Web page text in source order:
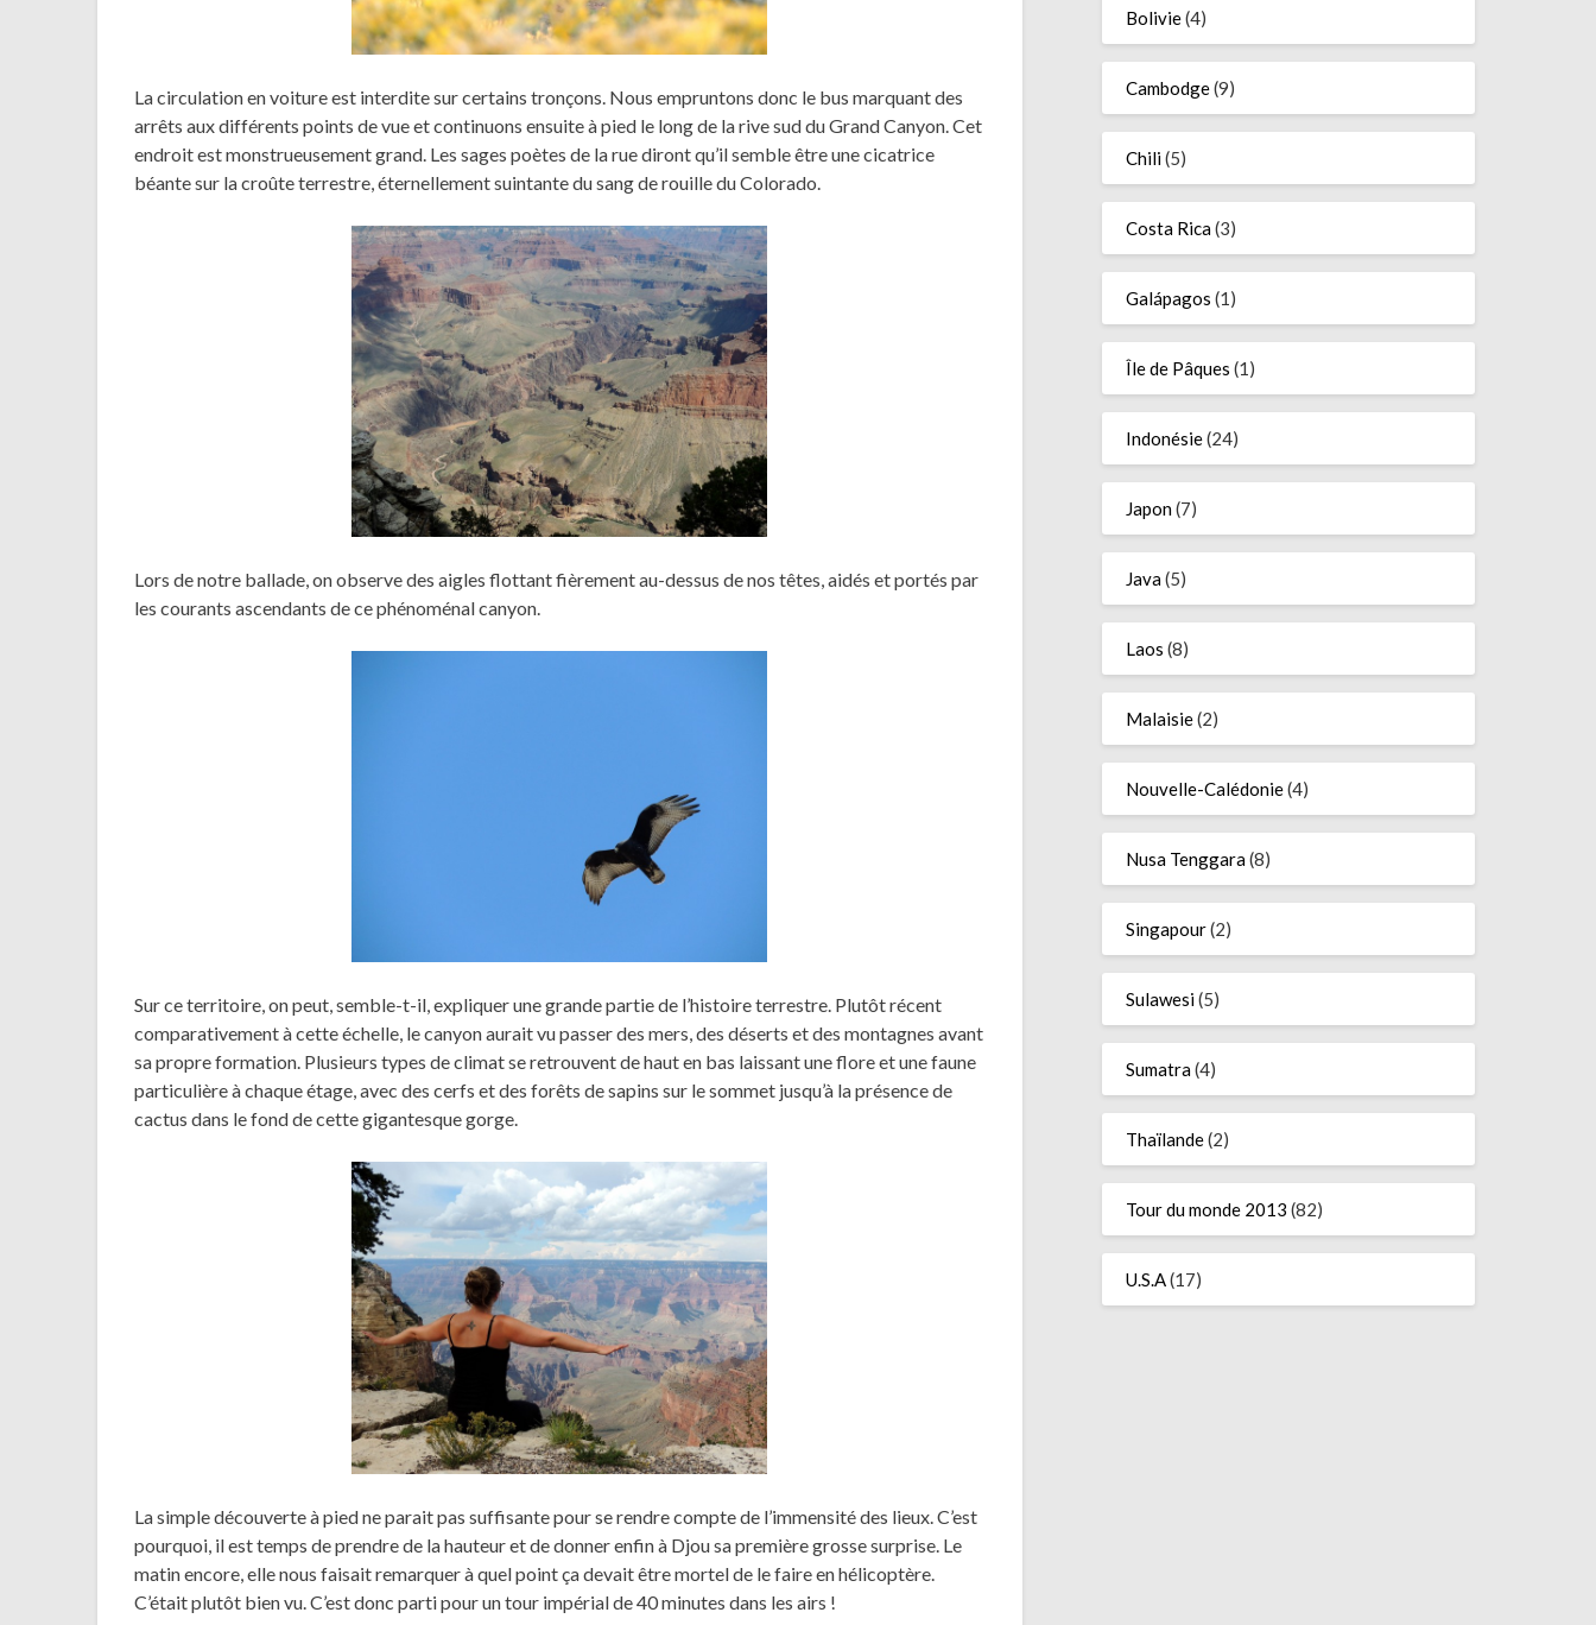
La circulation en voiture est interdite sur certains tronçons. Nous empruntons donc le bus marquant des
arrêts aux différents points de vue et continuons ensuite à pied le long de la rive sud du Grand Canyon. Cet
endroit est monstrueusement grand. Les sages poètes de la rue diront qu’il semble être une cicatrice
béante sur la croûte terrestre, éternellement suintante du sang de rouille du Colorado.
Lors de notre ballade, on observe des aigles flottant fièrement au-dessus de nos têtes, aidés et portés par
les courants ascendants de ce phénoménal canyon.
Sur ce territoire, on peut, semble-t-il, expliquer une grande partie de l’histoire terrestre. Plutôt récent
comparativement à cette échelle, le canyon aurait vu passer des mers, des déserts et des montagnes avant
sa propre formation. Plusieurs types de climat se retrouvent de haut en bas laissant une flore et une faune
particulière à chaque étage, avec des cerfs et des forêts de sapins sur le sommet jusqu’à la présence de
cactus dans le fond de cette gigantesque gorge.
La simple découverte à pied ne parait pas suffisante pour se rendre compte de l’immensité des lieux. C’est
pourquoi, il est temps de prendre de la hauteur et de donner enfin à Djou sa première grosse surprise. Le
matin encore, elle nous faisait remarquer à quel point ça devait être mortel de le faire en hélicoptère.
C’était plutôt bien vu. C’est donc parti pour un tour impérial de 40 minutes dans les airs !
Bolivie(4)
Cambodge(9)
Chili(5)
Costa Rica(3)
Galápagos (1)
Île de Pâques (1)
Indonésie(24)
Japon(7)
Java(5)
Laos (8)
Malaisie(2)
Nouvelle-Calédonie(4)
Nusa Tenggara(8)
Singapour(2)
Sulawesi(5)
Sumatra(4)
Thaïlande(2)
Tour du monde 2013 (82)
U.S.A(17)